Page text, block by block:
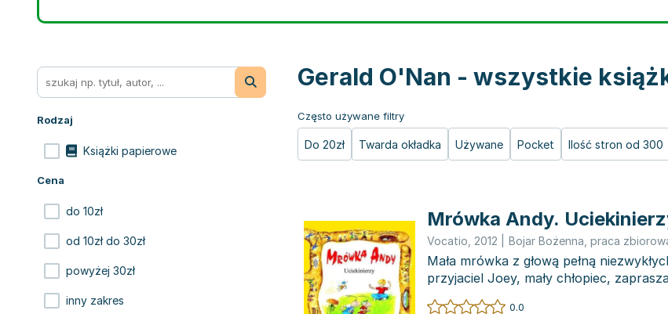
Rodzaj
Książki papierowe
Cena
do 10zł
od 10zł do 30zł
powyżej 30zł
inny zakres
Gerald O'Nan - wszystkie
Często używane filtry
Do 20zł Twarda okładka Używane Pocket Ilość stron od 300
Mrówka Andy.
Vocatio 2012 Bojar Bożenna praca
Mała mrówka z głową pełną
przyjaciel Joey, mały chłopiec,
emocji i...
0.0